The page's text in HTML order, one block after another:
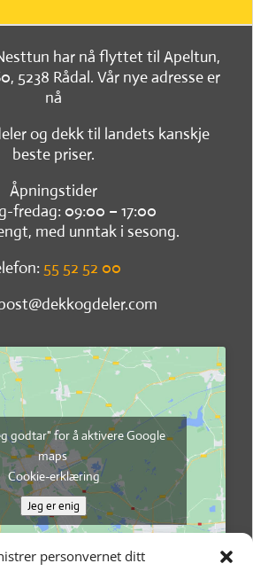
personvernet ditt
har nå flyttet til Apeltun,
5238 Rådal. Vår nye adresse er
nå
og dekk til landets kanskje
beste priser.
Åpningstider
fredag: 09:00 – 17:00
med unntak i sesong.
55 52 52 00
godtar" for å aktivere Google
maps
Cookie-erklæring
Jeg er enig